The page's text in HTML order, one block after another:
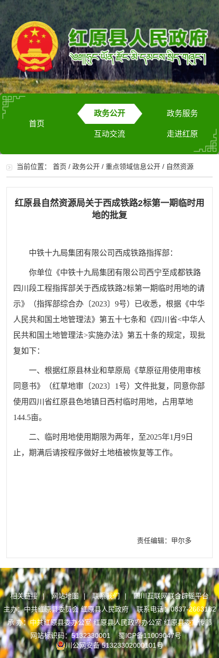
首页
政务公开 政务服务
互动交流 走进红原
当前位置：首页 /政务公开 /重点领域信息公开 / 自然资源
红原县自然资源局关于西成铁路2标第一期临时用
地的批复
中铁十九局集团有限公司西成铁路指挥部：
你单位《中铁十九局集团有限公司西宁至成都铁路
四川段工程指挥部关于西成铁路2标第一期临时用地的请
示》（指挥部综合办〔2023〕9号）已收悉，根据《中华
人民共和国土地管理法》第五十七条和《四川省<中华人
民共和国土地管理法>实施办法》第五十条的规定，现批
复如下：
一、根据红原县林业和草原局《草原征用使用审核
同意书》（红草地审〔2023〕1号）文件批复，同意你部
使用四川省红原县色地镇日西村临时用地，占用草地
144.5亩。
二、临时用地使用期限为两年，至2025年1月9日
止，期满后请按程序做好土地植被恢复等工作。
责任编辑：甲尔多
相关链接 | 网站地图 | 联系我们 |
四川互联网联合辟谣平台
主办：中共红原县委员会 红原县人民政府 联系电话：0837-2663182
承 办：中共红原县委办公室 红原县人民政府办公室 红原县委宣传部
网站标识码：5132330001蜀ICP备11009047号
川公网安备 51323302000101号